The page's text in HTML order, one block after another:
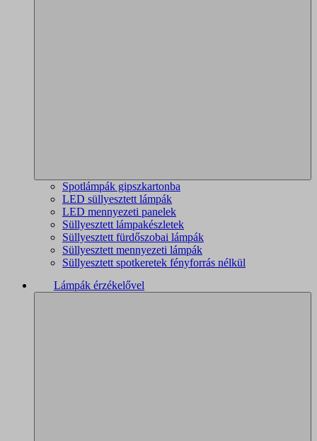
Spotlámpák gipszkartonba
LED süllyesztett lámpák
LED mennyezeti panelek
Süllyesztett lámpakészletek
Süllyesztett fürdőszobai lámpák
Süllyesztett mennyezeti lámpák
Süllyesztett spotkeretek fényforrás nélkül
Lámpák érzékelővel